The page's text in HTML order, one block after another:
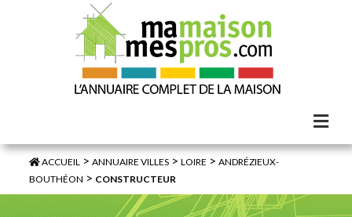
ACCUEIL >ANNUAIRE VILLES >LOIRE >ANDRÉZIEUX-
BOUTHÉON > CONSTRUCTEUR